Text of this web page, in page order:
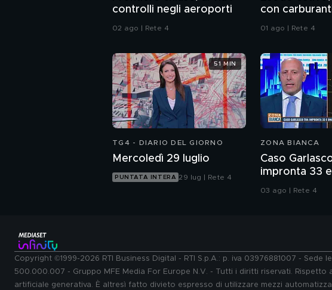
controlli negli aeroporti
02 ago | Rete 4
con
01 ago | Rete 4
TG4 - DIARIO DEL GIORNO
Mercoledì 29 luglio
PUNTATA INTERA 29 lug | Rete 4
51 MIN
ZONA BIANCA
Caso
impronta 33
consulenze a
03 ago | Rete 4
Copyright ©1999-2026 RTI Business Digital - RTI S.p.A.: p. iva 03976881007 -
500.000.007 - Gruppo MFE Media For Europe N.V. - Tutti i diritti riservati.
artificiale generativa. È altresì fatto divieto espresso di utilizzare mezzi